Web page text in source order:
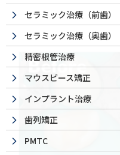
セラミック治療（前歯）
セラミック治療（奥歯）
精密根管治療
マウスピース矯正
インプラント治療
歯列矯正
PMTC